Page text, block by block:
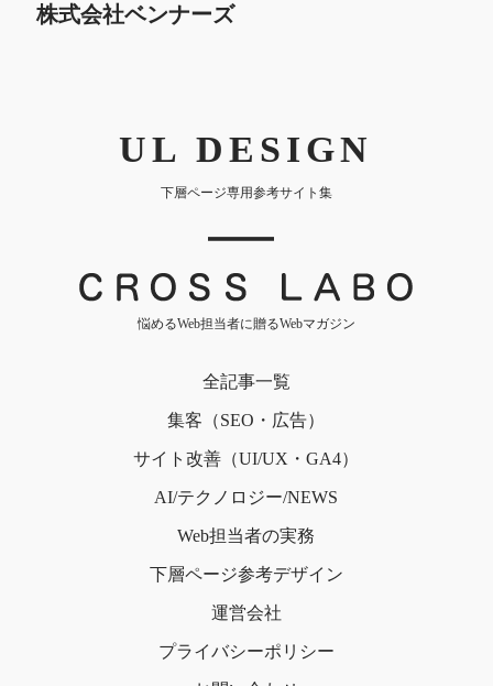
株式会社ベンナーズ
UL DESIGN
下層ページ専用参考サイト集
｜
悩めるWeb担当者に贈るWebマガジン
全記事一覧
集客（SEO・広告）
サイト改善（UI/UX・GA4）
AI/テクノロジー/NEWS
Web担当者の実務
下層ページ参考デザイン
運営会社
プライバシーポリシー